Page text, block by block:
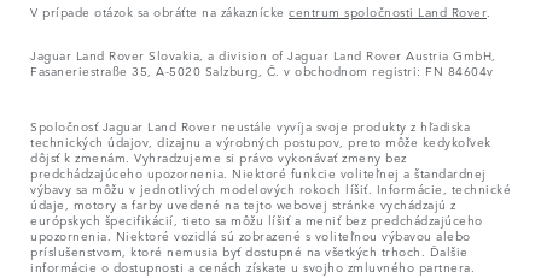
V prípade otázok sa obráťte na zákaznícke centrum spoločnosti Land Rover.
Jaguar Land Rover Slovakia, a division of Jaguar Land Rover Austria GmbH,
Fasaneriestraße 35, A-5020 Salzburg, Č. v obchodnom registri: FN 84604v
Spoločnosť Jaguar Land Rover neustále vyvíja svoje produkty z hľadiska
technických údajov, dizajnu a výrobných postupov, preto môže kedykoľvek
dôjsť k zmenám. Vyhradzujeme si právo vykonávať zmeny bez
predchádzajúceho upozornenia. Niektoré funkcie voliteľnej a štandardnej
výbavy sa môžu v jednotlivých modelových rokoch líšiť. Informácie, technické
údaje, motory a farby uvedené na tejto webovej stránke vychádzajú z
európskych špecifikácií, tieto sa môžu líšiť a meniť bez predchádzajúceho
upozornenia. Niektoré vozidlá sú zobrazené s voliteľnou výbavou alebo
príslušenstvom, ktoré nemusia byť dostupné na všetkých trhoch. Ďalšie
informácie o dostupnosti a cenách získate u svojho zmluvného partnera.